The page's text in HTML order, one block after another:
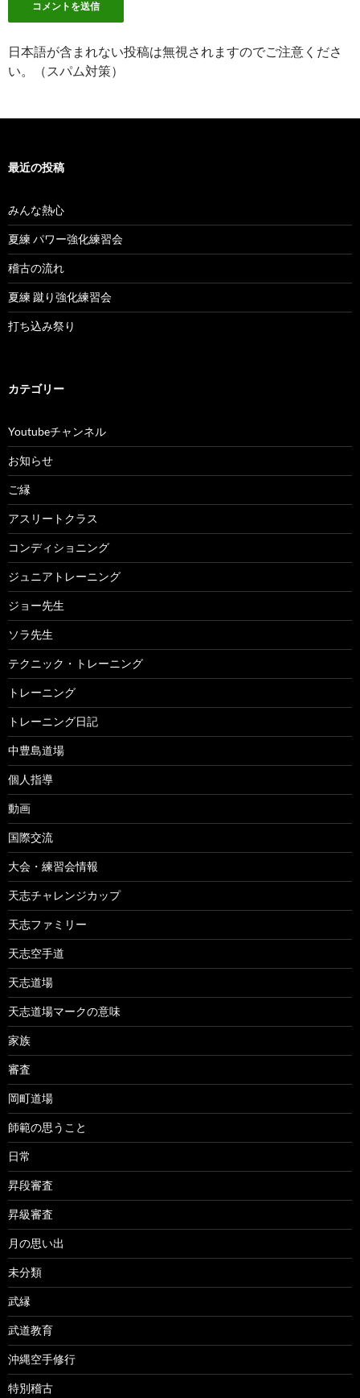
日本語が含まれない投稿は無視されますのでご注意くださ
い。（スパム対策）
最近の投稿
みんな熱心
夏練 パワー強化練習会
稽古の流れ
夏練 蹴り強化練習会
打ち込み祭り
カテゴリー
Youtubeチャンネル
お知らせ
ご縁
アスリートクラス
コンディショニング
ジュニアトレーニング
ジョー先生
ソラ先生
テクニック・トレーニング
トレーニング
トレーニング日記
中豊島道場
個人指導
動画
国際交流
大会・練習会情報
天志チャレンジカップ
天志ファミリー
天志空手道
天志道場
天志道場マークの意味
家族
審査
岡町道場
師範の思うこと
日常
昇段審査
昇級審査
月の思い出
未分類
武縁
武道教育
沖縄空手修行
特別稽古